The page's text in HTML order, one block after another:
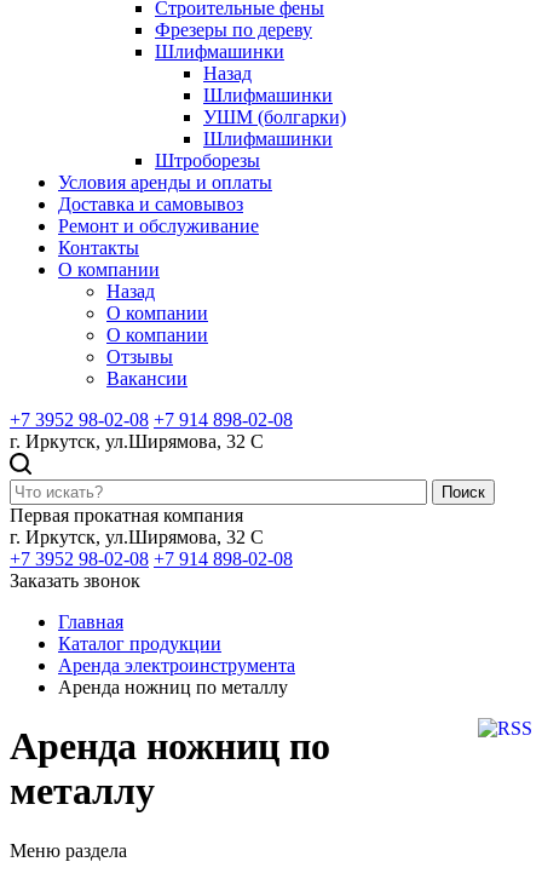
Строительные фены
Фрезеры по дереву
Шлифмашинки
Назад
Шлифмашинки
УШМ (болгарки)
Шлифмашинки
Штроборезы
Условия аренды и оплаты
Доставка и самовывоз
Ремонт и обслуживание
Контакты
О компании
Назад
О компании
О компании
Отзывы
Вакансии
+7 3952 98-02-08 +7 914 898-02-08
г. Иркутск, ул.Ширямова, 32 С
Поиск
Первая прокатная компания
г. Иркутск, ул.Ширямова, 32 С
+7 3952 98-02-08 +7 914 898-02-08
Заказать звонок
Главная
Каталог продукции
Аренда электроинструмента
Аренда ножниц по металлу
Аренда ножниц по
металлу
Меню раздела